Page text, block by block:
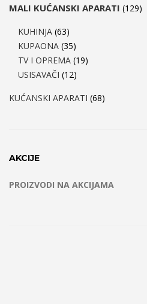
MALI KUĆANSKI APARATI (129)
KUHINJA (63)
KUPAONA (35)
TV I OPREMA (19)
USISAVAČI (12)
KUĆANSKI APARATI (68)
AKCIJE
PROIZVODI NA AKCIJAMA